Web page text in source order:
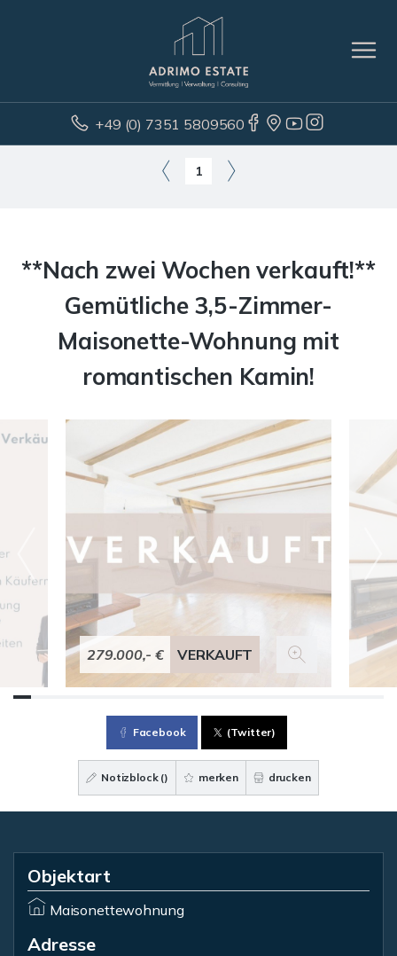
+49 (0) 7351 5809560
1
**Nach zwei Wochen verkauft!**
Gemütliche 3,5-Zimmer-
Maisonette-Wohnung mit
romantischen Kamin!
279.000,- € VERKAUFT
Facebook (Twitter)
Notizblock () merken drucken
Objektart
Maisonettewohnung
Adresse